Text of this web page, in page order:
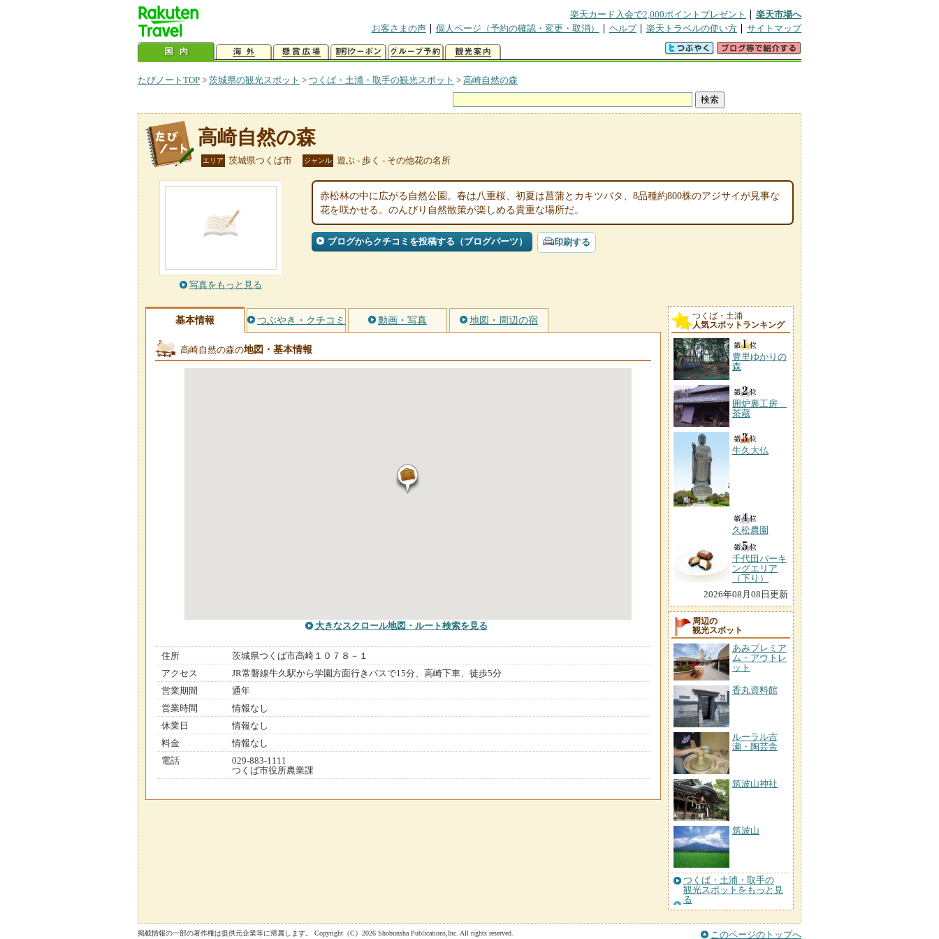
楽天カード入会で2,000ポイントプレゼント
楽天市場へ
お客さまの声
個人ページ（予約の確認・変更・取消） ヘルプ 楽天トラベルの使い方 サイトマップ
たびノートTOP > 茨城県の観光スポット > つくば・土浦・取手の観光スポット > 高崎自然の森
高崎自然の森
エリア 茨城県つくば市 ジャンル 遊ぶ - 歩く - その他花の名所
写真をもっと見る
赤松林の中に広がる自然公園。春は八重桜、初夏は菖蒲とカキツバタ、8品種約800株のアジサイが見事な
花を咲かせる。のんびり自然散策が楽しめる貴重な場所だ。
ブログからクチコミを投稿する（ブログパーツ） 印刷する
基本情報 つぶやき・クチコミ 動画・写真 地図・周辺の宿
高崎自然の森の地図・基本情報
大きなスクロール地図 ・ルート検索を見る
住所
茨城県つくば市高崎１０７８－１
アクセス
JR常磐線牛久駅から学園方面行きバスで15分、高崎下車、徒歩5分
営業期間
通年
営業時間
情報なし
休業日
情報なし
料金
情報なし
電話
029-883-1111
つくば市役所農業課
つくば・土浦
人気スポットランキング
豊里ゆかりの
森
囲炉裏工房
茶蔵
牛久大仏
久松農園
千代田パーキ
ングエリア
（下り）
2026年08月08日更新
周辺の
観光スポット
あみプレミア
ム・アウトレ
ット
香丸資料館
ルーラル吉
瀬・陶芸舎
筑波山神社
筑波山
つくば・土浦・取手の
観光スポットをもっと見
る
掲載情報の一部の著作権は提供元企業等に帰属します。 Copyright（C）2026 Shobunsha Publications,Inc. All rights reserved. このページのトップへ